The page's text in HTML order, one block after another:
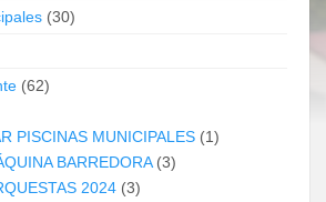
(30)
(62)
PISCINAS MUNICIPALES (1)
BARREDORA(3)
2024 (3)